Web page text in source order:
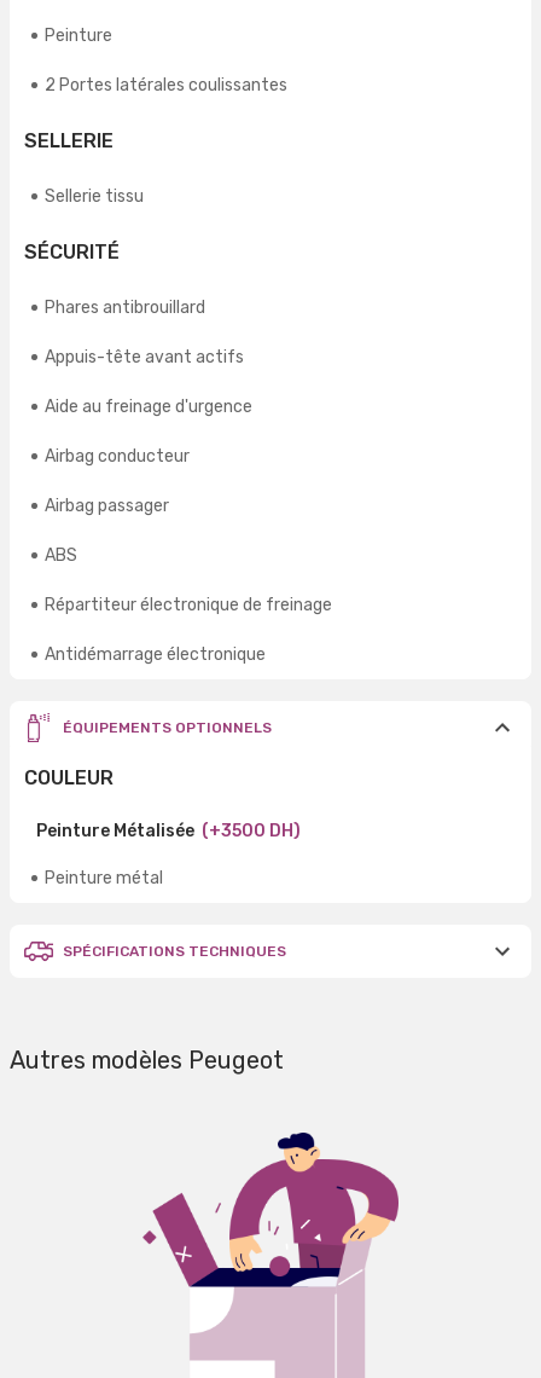
Peinture
2 Portes latérales coulissantes
SELLERIE
Sellerie tissu
SÉCURITÉ
Phares antibrouillard
Appuis-tête avant actifs
Aide au freinage d'urgence
Airbag conducteur
Airbag passager
ABS
Répartiteur électronique de freinage
Antidémarrage électronique
ÉQUIPEMENTS OPTIONNELS
COULEUR
Peinture Métalisée (+3500 DH)
Peinture métal
SPÉCIFICATIONS TECHNIQUES
Autres modèles Peugeot